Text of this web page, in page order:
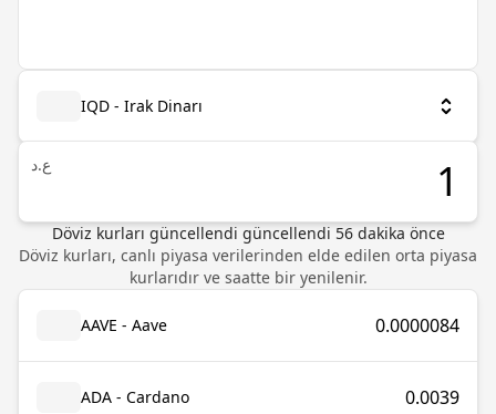
IQD - Irak Dinarı
ع.د
Döviz kurları güncellendi güncellendi 56 dakika önce
Döviz kurları, canlı piyasa verilerinden elde edilen orta piyasa
kurlarıdır ve saatte bir yenilenir.
AAVE - Aave 0.0000084
ADA - Cardano 0.0039